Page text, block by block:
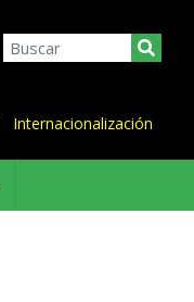
Internacionalización